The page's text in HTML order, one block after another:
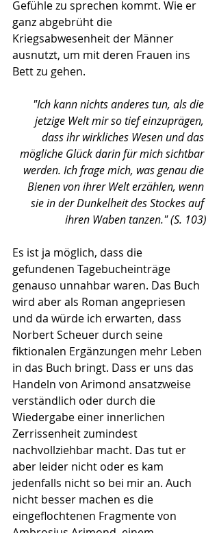
Gefühle zu sprechen kommt. Wie er
ganz abgebrüht die
Kriegsabwesenheit der Männer
ausnutzt, um mit deren Frauen ins
Bett zu gehen.
"Ich kann nichts anderes tun, als die
jetzige Welt mir so tief einzuprägen,
dass ihr wirkliches Wesen und das
mögliche Glück darin für mich sichtbar
werden. Ich frage mich, was genau die
Bienen von ihrer Welt erzählen, wenn
sie in der Dunkelheit des Stockes auf
ihren Waben tanzen." (S. 103)
Es ist ja möglich, dass die
gefundenen Tagebucheinträge
genauso unnahbar waren. Das Buch
wird aber als Roman angepriesen
und da würde ich erwarten, dass
Norbert Scheuer durch seine
fiktionalen Ergänzungen mehr Leben
in das Buch bringt. Dass er uns das
Handeln von Arimond ansatzweise
verständlich oder durch die
Wiedergabe einer innerlichen
Zerrissenheit zumindest
nachvollziehbar macht. Das tut er
aber leider nicht oder es kam
jedenfalls nicht so bei mir an. Auch
nicht besser machen es die
eingeflochtenen Fragmente von